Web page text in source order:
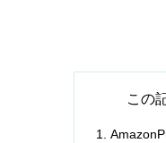
この